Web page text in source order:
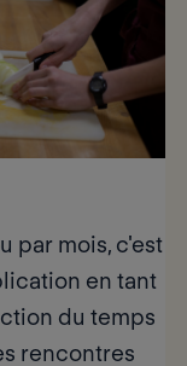
par mois, c'est
en tant
du temps
rencontres